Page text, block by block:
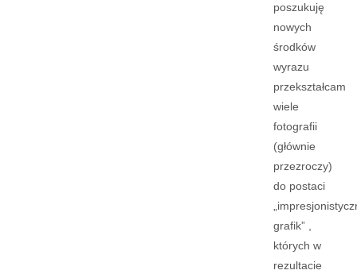
poszukuję
nowych
środków
wyrazu
przekształcam
wiele
fotografii
(głównie
przezroczy)
do postaci
grafik” ,
których w
rezultacie